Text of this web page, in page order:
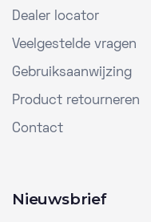
Dealer locator
Veelgestelde vragen
Gebruiksaanwijzing
Product retourneren
Contact
Nieuwsbrief